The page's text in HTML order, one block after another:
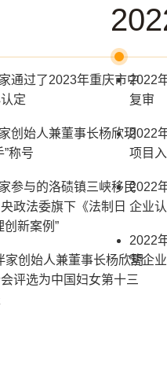
通过了2023年重庆市中
定
创始人兼董事长杨欣玥
称号
参与的洛碛镇三峡移民
政法委旗下《法制日
创新案例”
家创始人兼董事长杨欣玥
评选为中国妇女第十三
2022
复审
2022
项目
2022
企业
2022
营企